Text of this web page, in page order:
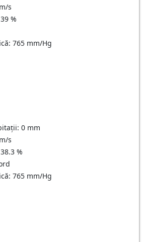
m/s
39 %
765 mm/Hg
0 mm
m/s
38.3 %
765 mm/Hg